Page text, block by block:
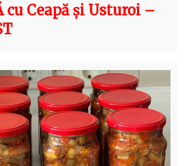
cu Ceapă și Usturoi –